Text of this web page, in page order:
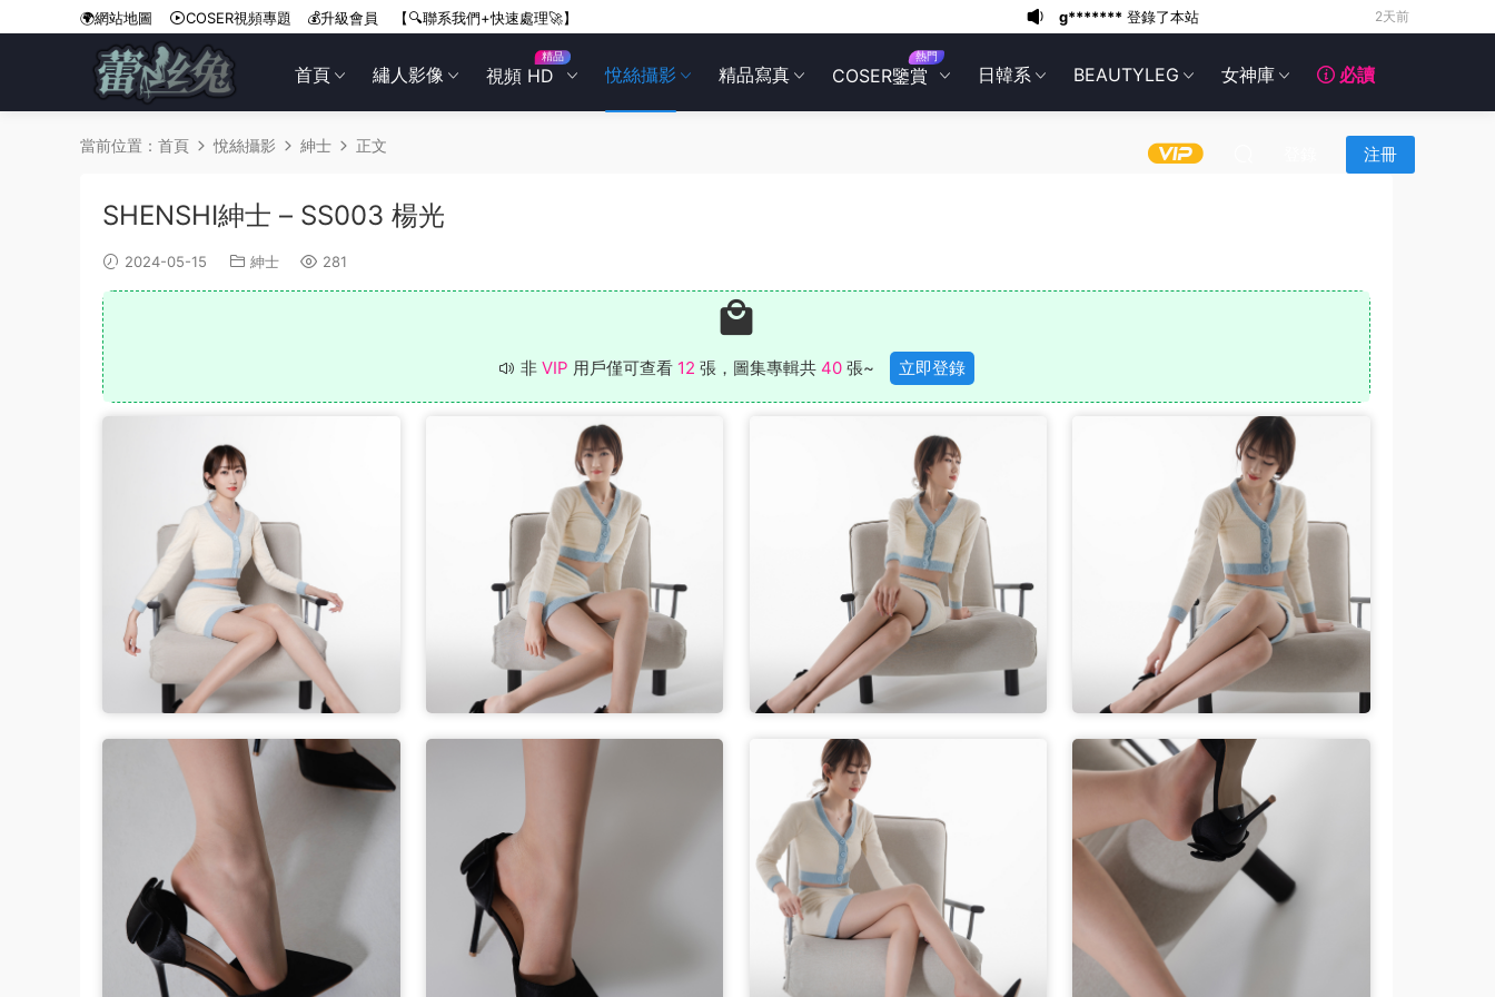
首頁 繡人影像 視頻 HD
精品
悅絲攝影 精品寫真 COSER鑒賞
熱門
日韓系 BEAUTYLEG 女神庫 必讀
注冊
🌍網站地圖 COSER視頻專題 💰升級會員 【🔍聯系我們+快速處理🚀】 g******* 登錄了本站 2天前
6*******
6******* 2天前
2天前
當前位置： 首頁 悅絲攝影 紳士 正文
SHENSHI紳士 – SS003 楊光
2024-05-15 紳士 281
非 VIP 用戶僅可查看 12 張，圖集專輯共 40 張~ 立即登錄